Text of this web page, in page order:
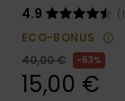
4.9
ECO-BONUS
40,00 €
63%
15,00 €